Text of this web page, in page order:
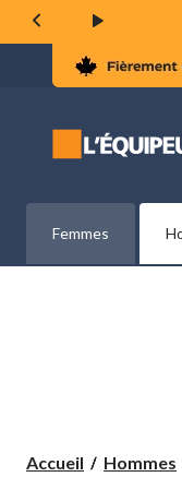
Femmes
Accueil Hommes